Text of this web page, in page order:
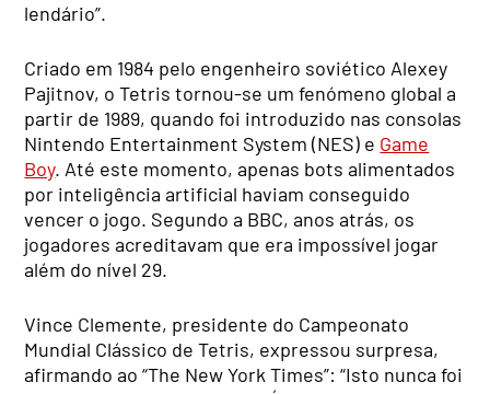
lendário”.
Criado em 1984 pelo engenheiro soviético Alexey
Pajitnov, o Tetris tornou-se um fenómeno global a
partir de 1989, quando foi introduzido nas consolas
Nintendo Entertainment System (NES) e Game
Boy. Até este momento, apenas bots alimentados
por inteligência artificial haviam conseguido
vencer o jogo. Segundo a BBC, anos atrás, os
jogadores acreditavam que era impossível jogar
além do nível 29.
Vince Clemente, presidente do Campeonato
Mundial Clássico de Tetris, expressou surpresa,
afirmando ao “The New York Times”: “Isto nunca foi